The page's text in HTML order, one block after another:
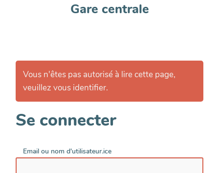
Gare centrale
Vous n'êtes pas autorisé à lire cette page,
veuillez vous identifier.
Se connecter
Email ou nom d'utilisateur.ice